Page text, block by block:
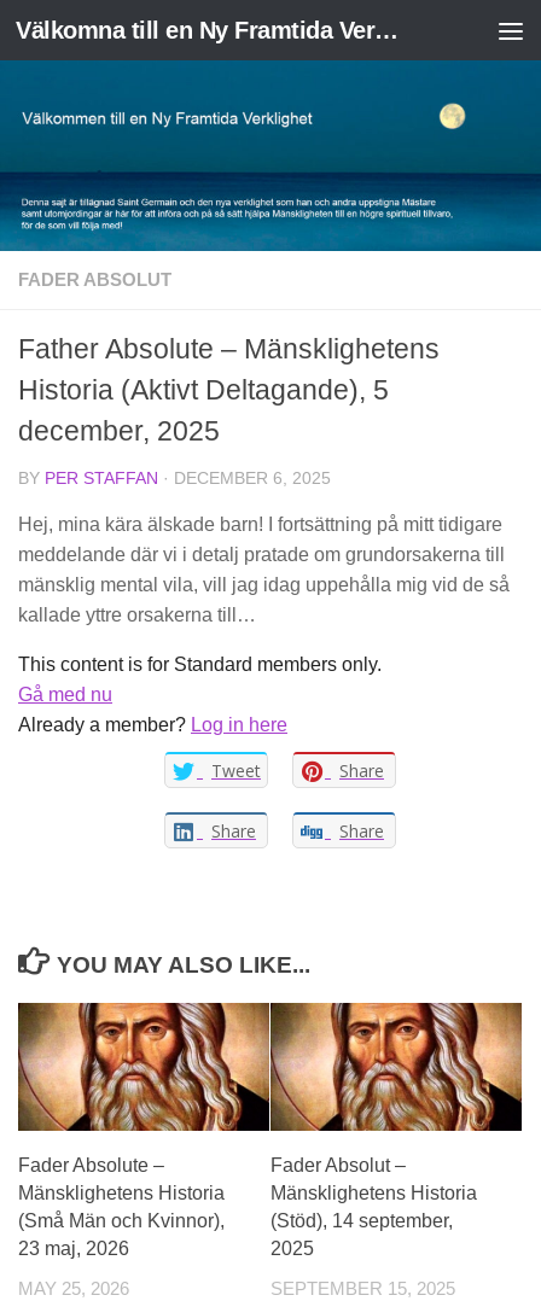
Skip to content Välkomna till en Ny Framtida Verklighet
FADER ABSOLUT
Father Absolute – Mänsklighetens
Historia (Aktivt Deltagande), 5
december, 2025
BY PER STAFFAN · DECEMBER 6, 2025
Hej, mina kära älskade barn! I fortsättning på mitt tidigare
meddelande där vi i detalj pratade om grundorsakerna till
mänsklig mental vila, vill jag idag uppehålla mig vid de så
kallade yttre orsakerna till…
This content is for Standard members only.
Gå med nu
Already a member? Log in here
Tweet Share
Share Share
YOU MAY ALSO LIKE...
Fader Absolute –
Mänsklighetens Historia
(Små Män och Kvinnor),
23 maj, 2026
MAY 25, 2026
Fader Absolut –
Mänsklighetens Historia
(Stöd), 14 september,
2025
SEPTEMBER 15, 2025